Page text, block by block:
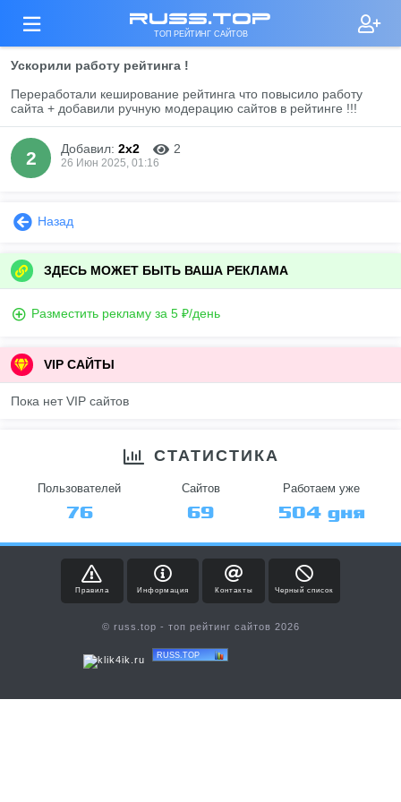
russ.top
ТОП РЕЙТИНГ САЙТОВ
Ускорили работу рейтинга !
Переработали кеширование рейтинга что повысило работу
сайта + добавили ручную модерацию сайтов в рейтинге !!!
2 Добавил: 2x2 2
26 Июн 2025, 01:16
Назад
ЗДЕСЬ МОЖЕТ БЫТЬ ВАША РЕКЛАМА
Разместить рекламу за 5 ₽/день
VIP САЙТЫ
Пока нет VIP сайтов
СТАТИСТИКА
Пользователей
76
Сайтов
69
Работаем уже
504 дня
Правила Информация Контакты Черный список
© russ.top - топ рейтинг сайтов 2026